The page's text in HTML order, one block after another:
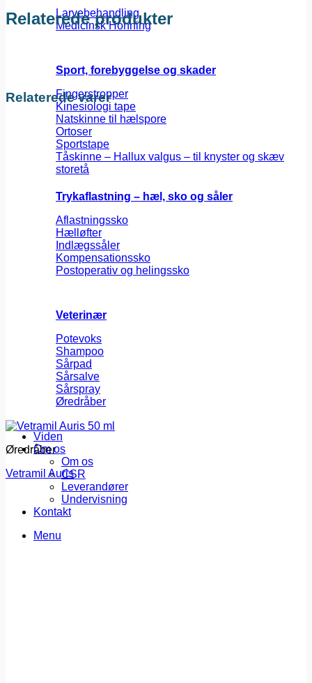
Larvebehandling
Medicinsk Honning
Sport, forebyggelse og skader
Fingerstropper
Kinesiologi tape
Natskinne til hælspore
Ortoser
Sportstape
Tåskinne – Hallux valgus – til knyster og skæv
storetå
Trykaflastning – hæl, sko og såler
Aflastningssko
Hælløfter
Indlægssåler
Kompensationssko
Postoperativ og helingssko
Veterinær
Potevoks
Shampoo
Sårpad
Sårsalve
Sårspray
Øredråber
Viden
Om os
Om os
CSR
Leverandører
Undervisning
Kontakt
Menu
Relaterede produkter
Relaterede varer
Øredråber
Vetramil Auris